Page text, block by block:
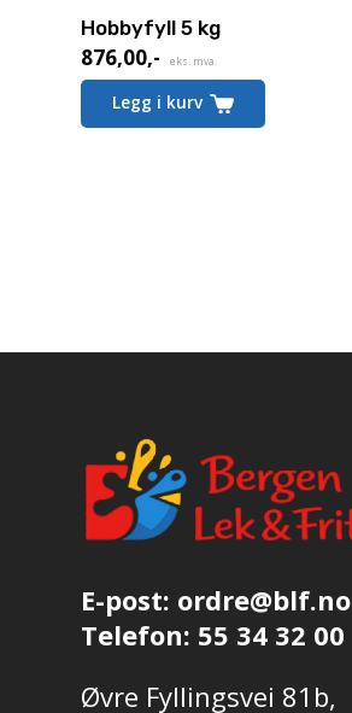
Hobbyfyll 5 kg
876,00,- eks. mva.
Legg i kurv
E-post: ordre@blf.no
Telefon: 55 34 32 00
Øvre Fyllingsvei 81b,